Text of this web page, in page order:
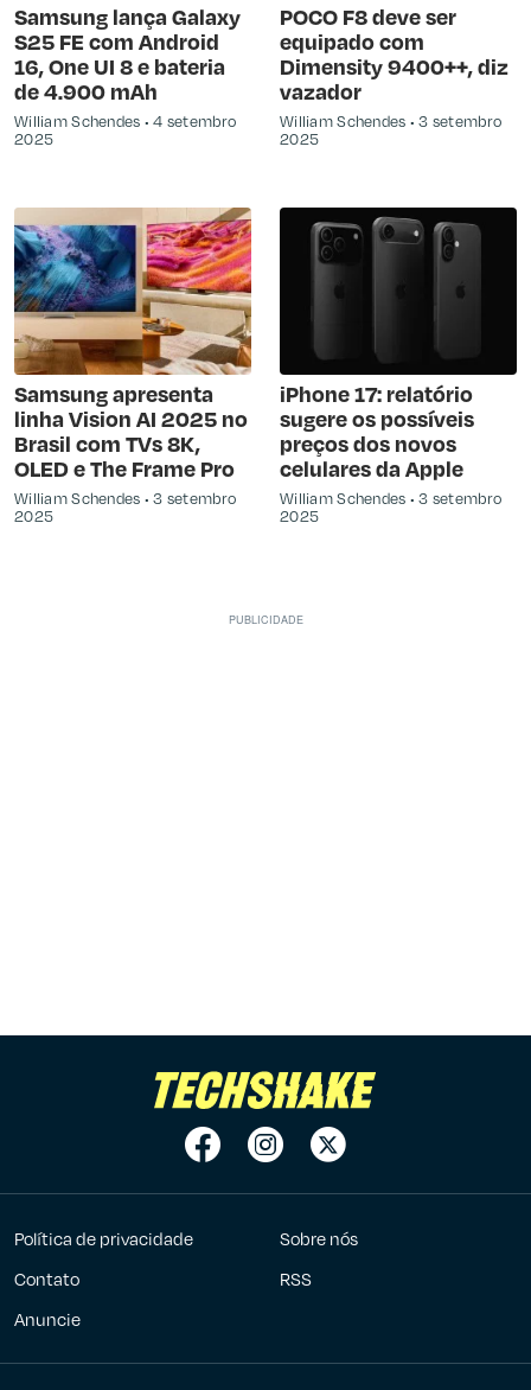
Samsung lança Galaxy
S25 FE com Android
16, One UI 8 e bateria
de 4.900 mAh
William Schendes
4 setembro
2025
POCO F8 deve ser
equipado com
Dimensity 9400++, diz
vazador
William Schendes
3 setembro
2025
Samsung apresenta
linha Vision AI 2025 no
Brasil com TVs 8K,
OLED e The Frame Pro
William Schendes
3 setembro
2025
iPhone 17: relatório
sugere os possíveis
preços dos novos
celulares da Apple
William Schendes
3 setembro
2025
Política de privacidade
Sobre nós
Contato
RSS
Anuncie